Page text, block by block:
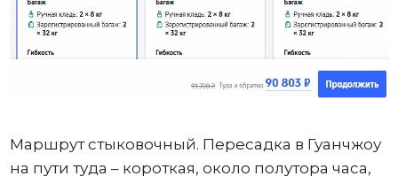
Маршрут стыковочный. Пересадка в Гуанчжоу
на пути туда – короткая, около полутора часа,